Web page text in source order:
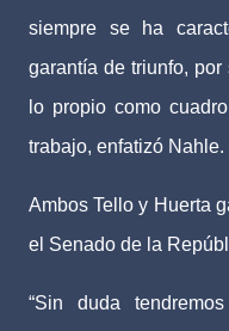
siempre se ha
garantía de triunfo,
lo propio como
trabajo, enfatizó Nahle.
Ambos Tello y Huerta
el Senado de la
“Sin duda